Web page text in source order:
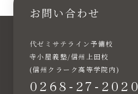
お問い合わせ
代ゼミサテライン予備校
寺小屋義塾/信州上田校
(信州クラーク高等学院内)
0268-27-2020